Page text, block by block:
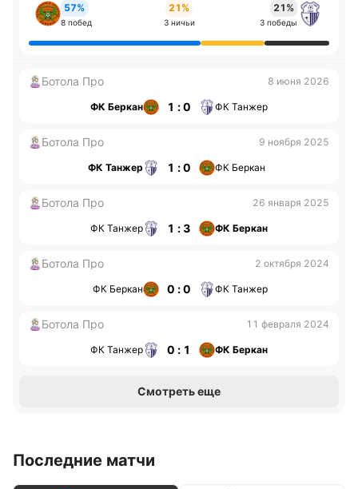
57%
8 побед
21%
3 ничьи
21%
3 победы
Ботола Про 8 июня 2026
ФК Беркан 1 : 0 ФК Танжер
Ботола Про 9 ноября 2025
ФК Танжер 1 : 0 ФК Беркан
Ботола Про 26 января 2025
ФК Танжер 1 : 3 ФК Беркан
Ботола Про 2 октября 2024
ФК Беркан 0 : 0 ФК Танжер
Ботола Про 11 февраля 2024
ФК Танжер 0 : 1 ФК Беркан
Смотреть еще
Последние матчи